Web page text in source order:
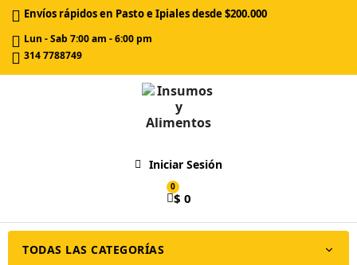
Envíos rápidos en Pasto e Ipiales desde $200.000
Lun - Sab 7:00 am - 6:00 pm
314 7788749
Iniciar Sesión
$ 0
TODAS LAS CATEGORÍAS